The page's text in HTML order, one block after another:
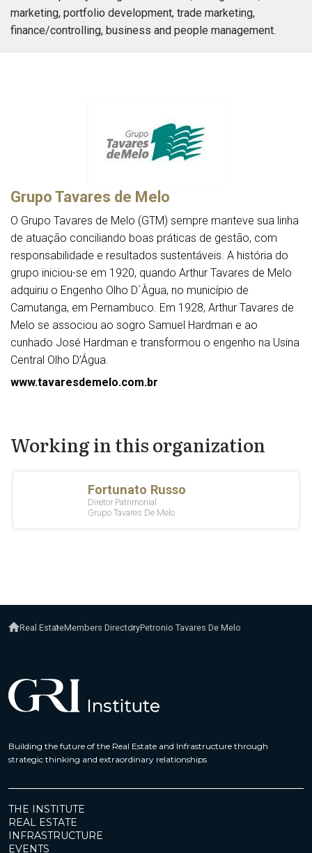
marketing, portfolio development, trade marketing,
finance/controlling, business and people management.
Grupo Tavares de Melo
O Grupo Tavares de Melo (GTM) sempre manteve sua linha
de atuação conciliando boas práticas de gestão, com
responsabilidade e resultados sustentáveis. A história do
grupo iniciou-se em 1920, quando Arthur Tavares de Melo
adquiriu o Engenho Olho D´Àgua, no município de
Camutanga, em Pernambuco. Em 1928, Arthur Tavares de
Melo se associou ao sogro Samuel Hardman e ao
cunhado José Hardman e transformou o engenho na Usina
Central Olho D’Água.
www.tavaresdemelo.com.br
Working in this organization
Real EstateMembers DirectoryPetronio Tavares De Melo
Building the future of the Real Estate and Infrastructure through
strategic thinking and extraordinary relationships
THE INSTITUTE
REAL ESTATE
INFRASTRUCTURE
EVENTS